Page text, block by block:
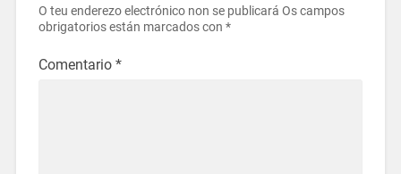
O teu enderezo electrónico non se publicará Os campos
obrigatorios están marcados con *
Comentario *